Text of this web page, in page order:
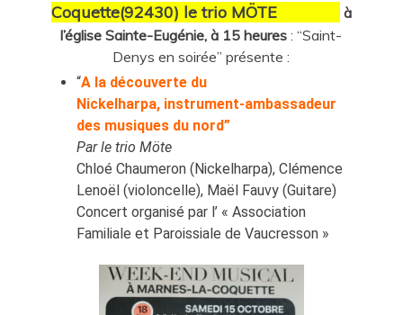
Coquette(92430) le trio MÖTE
à
l’église Sainte-Eugénie, à 15 heures : “Saint-
Denys en soirée” présente :
“A la découverte du
Nickelharpa, instrument-ambassadeur
des musiques du nord”
Par le trio Möte
Chloé Chaumeron (Nickelharpa), Clémence
Lenoël (violoncelle), Maël Fauvy (Guitare)
Concert organisé par l’ « Association
Familiale et Paroissiale de Vaucresson »